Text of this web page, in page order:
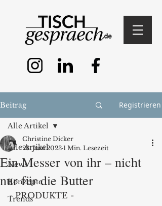
Beitrag Registrieren
Alle Artikel
News
Konzepte
Trends
Alle Artikel
Ein Messer von ihr – nicht
nur für die Butter
Christine Dicker
28. Juni 2023 1 Min. Lesezeit
- PRODUKTE -